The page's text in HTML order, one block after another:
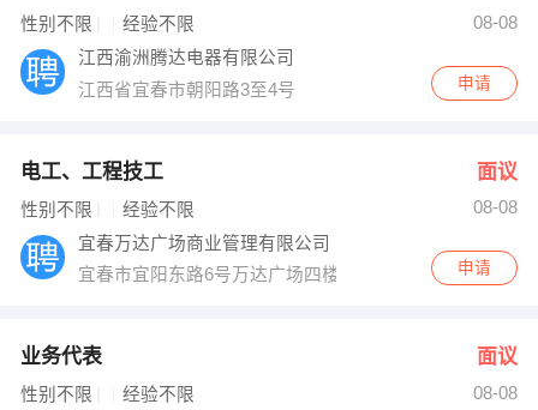
性别不限 经验不限
08-08
江西渝洲腾达电器有限公司
江西省宜春市朝阳路3至4号
申请
电工、工程技工 面议
性别不限 经验不限
08-08
宜春万达广场商业管理有限公司
宜春市宜阳东路6号万达广场四楼商管办公室
申请
业务代表 面议
性别不限 经验不限
08-08